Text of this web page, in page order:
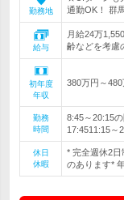
勤務地
通勤OK！ 群
給与
月給24万
齢などを考慮
初年度
年収
380万円～480
勤務
時間
8:45～20:15
17:4511:15～
休日
休暇
* 完全週休2
のあります*